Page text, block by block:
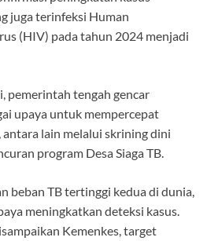
juga terinfeksi Human
(HIV) pada tahun 2024 menjadi
pemerintah tengah gencar
upaya untuk mempercepat
lain melalui skrining dini
program Desa Siaga TB.
beban TB tertinggi kedua di dunia,
meningkatkan deteksi kasus.
Kemenkes, target